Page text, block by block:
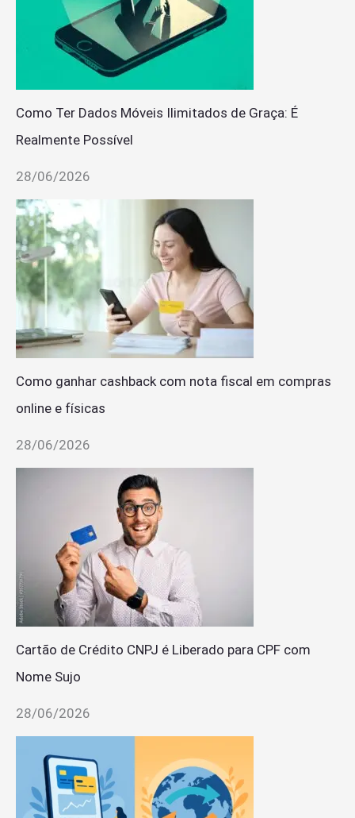
Como Ter Dados Móveis Ilimitados de Graça: É
Realmente Possível
28/06/2026
Como ganhar cashback com nota fiscal em compras
online e físicas
28/06/2026
Cartão de Crédito CNPJ é Liberado para CPF com
Nome Sujo
28/06/2026